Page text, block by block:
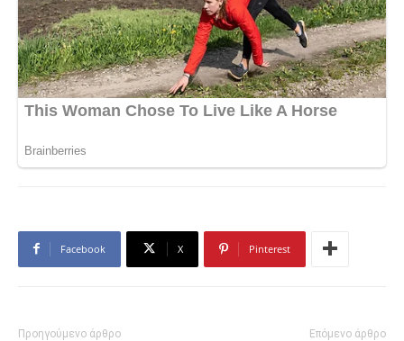
Facebook X Pinterest
Προηγούμενο άρθρο Επόμενο άρθρο